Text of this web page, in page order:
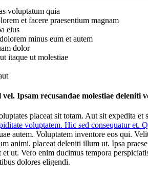
voluptatum quia
et facere praesentium magnam
eius
minus eum et autem
dolor
itaque ut molestiae
Ipsam recusandae molestiae deleniti
placeat sit totam. Aut sit expedita
voluptatem. Hic sed consequatur et.
autem. Voluptatem inventore eos qui.
animi. placeat deleniti illum ut. Ipsa
ut. Vero enim ducimus tempora
dolores eligendi.